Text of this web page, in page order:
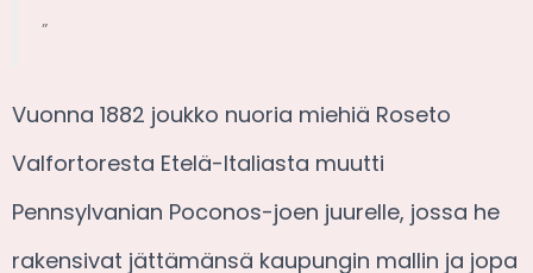
”
Vuonna 1882 joukko nuoria miehiä Roseto
Valfortoresta Etelä-Italiasta muutti
Pennsylvanian Poconos-joen juurelle, jossa he
rakensivat jättämänsä kaupungin mallin ja jopa